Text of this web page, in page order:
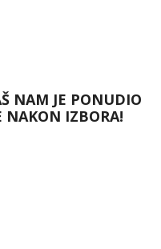
NAM JE PONUDIO
NAKON IZBORA!